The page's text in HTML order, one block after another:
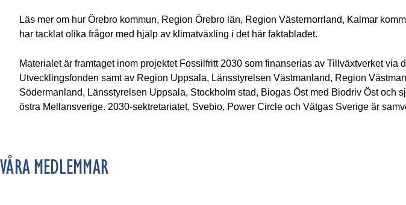
Läs mer om hur Örebro kommun, Region Örebro län, Region Västernorrland, Kalmar
har tacklat olika frågor med hjälp av klimatväxling i det här faktabladet.
Materialet är framtaget inom projektet Fossilfritt 2030 som finanserias av Tillväxtverket via
Utvecklingsfonden samt av Region Uppsala, Länsstyrelsen Västmanland, Region
Södermanland, Länsstyrelsen Uppsala, Stockholm stad, Biogas Öst med Biodriv Öst och
östra Mellansverige. 2030-sektretariatet, Svebio, Power Circle och Vätgas Sverige är
VÅRA MEDLEMMAR